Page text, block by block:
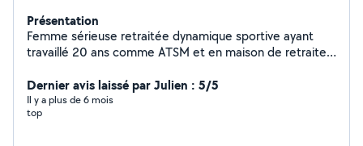
Présentation
Femme sérieuse retraitée dynamique sportive ayant
travaillé 20 ans comme ATSM et en maison de retraite
d'enfants,ménage, et m'occuper de personnes âgées
les promener, les accompagnés faire leurs courses je
suis véhiculé. Recherche sur le Cannet, Cannes merci.
Dernier avis laissé par Julien : 5/5
Il y a plus de 6 mois
top